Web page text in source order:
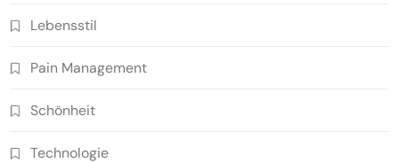
Lebensstil
Pain Management
Schönheit
Technologie